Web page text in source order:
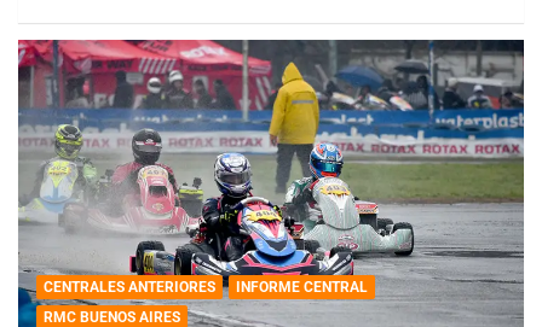
CENTRALES ANTERIORES
INFORME CENTRAL
RMC BUENOS AIRES